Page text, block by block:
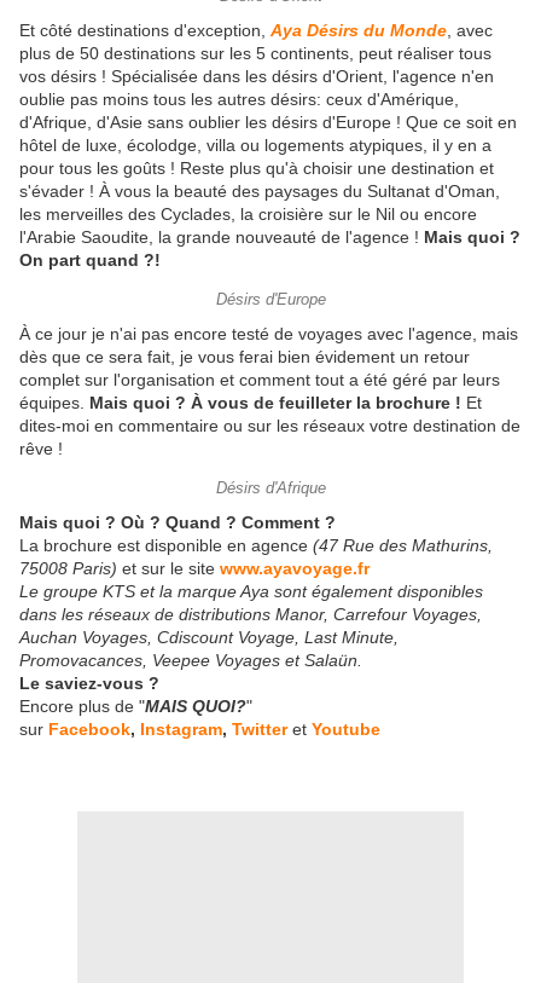
Et côté destinations d'exception, Aya Désirs du Monde , avec
plus de 50 destinations sur les 5 continents, peut réaliser tous
vos désirs ! Spécialisée dans les désirs d'Orient, l'agence n'en
oublie pas moins tous les autres désirs: ceux d'Amérique,
d'Afrique, d'Asie sans oublier les désirs d'Europe ! Que ce soit en
hôtel de luxe, écolodge, villa ou logements atypiques, il y en a
pour tous les goûts ! Reste plus qu'à choisir une destination et
s'évader ! À vous la beauté des paysages du Sultanat d'Oman,
les merveilles des Cyclades, la croisière sur le Nil ou encore
l'Arabie Saoudite, la grande nouveauté de l'agence ! Mais quoi ?
On part quand ?!
Désirs d'Europe
À ce jour je n'ai pas encore testé de voyages avec l'agence, mais
dès que ce sera fait, je vous ferai bien évidement un retour
complet sur l'organisation et comment tout a été géré par leurs
équipes. Mais quoi ? À vous de feuilleter la brochure ! Et
dites-moi en commentaire ou sur les réseaux votre destination de
rêve !
Désirs d'Afrique
Mais quoi ? Où ? Quand ? Comment ?
La brochure est disponible en agence (47 Rue des Mathurins,
75008 Paris) et sur le site www.ayavoyage.fr
Le groupe KTS et la marque Aya sont également disponibles
dans les réseaux de distributions Manor, Carrefour Voyages,
Auchan Voyages, Cdiscount Voyage, Last Minute,
Promovacances, Veepee Voyages et Salaün.
Le saviez-vous ?
Encore plus de "MAIS QUOI?"
sur Facebook, Instagram, Twitter et Youtube